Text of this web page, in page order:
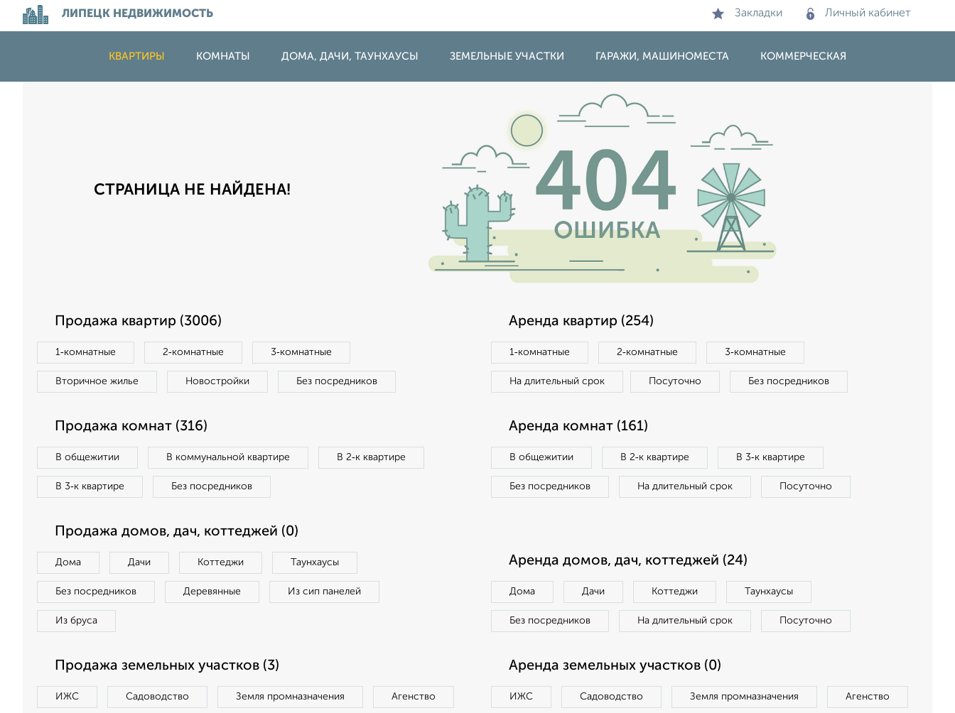
ЛИПЕЦК НЕДВИЖИМОСТЬ Закладки Личный кабинет
КВАРТИРЫ КОМНАТЫ ДОМА, ДАЧИ, ТАУНХАУСЫ ЗЕМЕЛЬНЫЕ УЧАСТКИ ГАРАЖИ, МАШИНОМЕСТА КОММЕРЧЕСКАЯ
СТРАНИЦА НЕ НАЙДЕНА!
Продажа квартир (3006)
1‑комнатные 2‑комнатные 3‑комнатные
Вторичное жилье Новостройки Без посредников
Аренда квартир (254)
1‑комнатные 2‑комнатные 3‑комнатные
На длительный срок Посуточно Без посредников
Продажа комнат (316)
В общежитии В коммунальной квартире В 2‑к квартире
В 3‑к квартире Без посредников
Аренда комнат (161)
В общежитии В 2‑к квартире В 3‑к квартире
Без посредников На длительный срок Посуточно
Продажа домов, дач, коттеджей (0)
Дома Дачи Коттеджи Таунхаусы
Без посредников Деревянные Из сип панелей
Из бруса
Аренда домов, дач, коттеджей (24)
Дома Дачи Коттеджи Таунхаусы
Без посредников На длительный срок Посуточно
Продажа земельных участков (3)
ИЖС Садоводство Земля промназначения Агенство
Аренда земельных участков (0)
ИЖС Садоводство Земля промназначения Агенство